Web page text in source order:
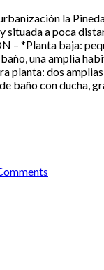
la
situada a poca
– *Planta baja:
una amplia
planta: dos
baño con ducha,